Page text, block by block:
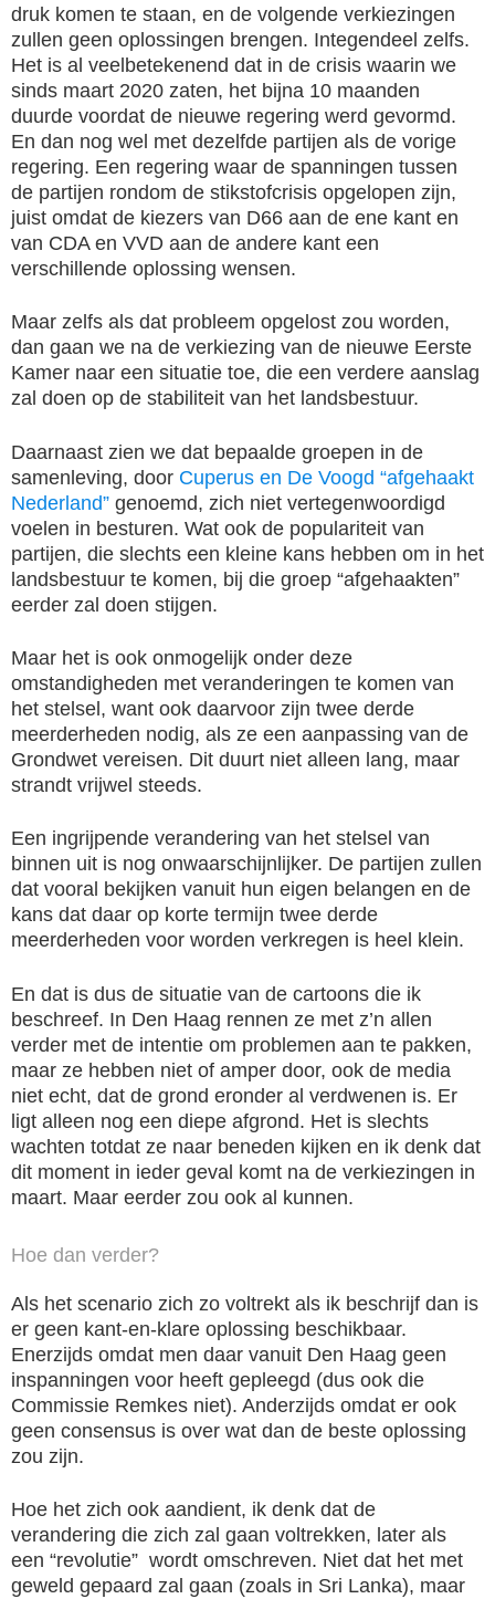
druk komen te staan, en de volgende verkiezingen
zullen geen oplossingen brengen. Integendeel zelfs.
Het is al veelbetekenend dat in de crisis waarin we
sinds maart 2020 zaten, het bijna 10 maanden
duurde voordat de nieuwe regering werd gevormd.
En dan nog wel met dezelfde partijen als de vorige
regering. Een regering waar de spanningen tussen
de partijen rondom de stikstofcrisis opgelopen zijn,
juist omdat de kiezers van D66 aan de ene kant en
van CDA en VVD aan de andere kant een
verschillende oplossing wensen.
Maar zelfs als dat probleem opgelost zou worden,
dan gaan we na de verkiezing van de nieuwe Eerste
Kamer naar een situatie toe, die een verdere aanslag
zal doen op de stabiliteit van het landsbestuur.
Daarnaast zien we dat bepaalde groepen in de
samenleving, door Cuperus en De Voogd “afgehaakt
Nederland” genoemd, zich niet vertegenwoordigd
voelen in besturen. Wat ook de populariteit van
partijen, die slechts een kleine kans hebben om in het
landsbestuur te komen, bij die groep “afgehaakten”
eerder zal doen stijgen.
Maar het is ook onmogelijk onder deze
omstandigheden met veranderingen te komen van
het stelsel, want ook daarvoor zijn twee derde
meerderheden nodig, als ze een aanpassing van de
Grondwet vereisen. Dit duurt niet alleen lang, maar
strandt vrijwel steeds.
Een ingrijpende verandering van het stelsel van
binnen uit is nog onwaarschijnlijker. De partijen zullen
dat vooral bekijken vanuit hun eigen belangen en de
kans dat daar op korte termijn twee derde
meerderheden voor worden verkregen is heel klein.
En dat is dus de situatie van de cartoons die ik
beschreef. In Den Haag rennen ze met z’n allen
verder met de intentie om problemen aan te pakken,
maar ze hebben niet of amper door, ook de media
niet echt, dat de grond eronder al verdwenen is. Er
ligt alleen nog een diepe afgrond. Het is slechts
wachten totdat ze naar beneden kijken en ik denk dat
dit moment in ieder geval komt na de verkiezingen in
maart. Maar eerder zou ook al kunnen.
Hoe dan verder?
Als het scenario zich zo voltrekt als ik beschrijf dan is
er geen kant-en-klare oplossing beschikbaar.
Enerzijds omdat men daar vanuit Den Haag geen
inspanningen voor heeft gepleegd (dus ook die
Commissie Remkes niet). Anderzijds omdat er ook
geen consensus is over wat dan de beste oplossing
zou zijn.
Hoe het zich ook aandient, ik denk dat de
verandering die zich zal gaan voltrekken, later als
een “revolutie” wordt omschreven. Niet dat het met
geweld gepaard zal gaan (zoals in Sri Lanka), maar